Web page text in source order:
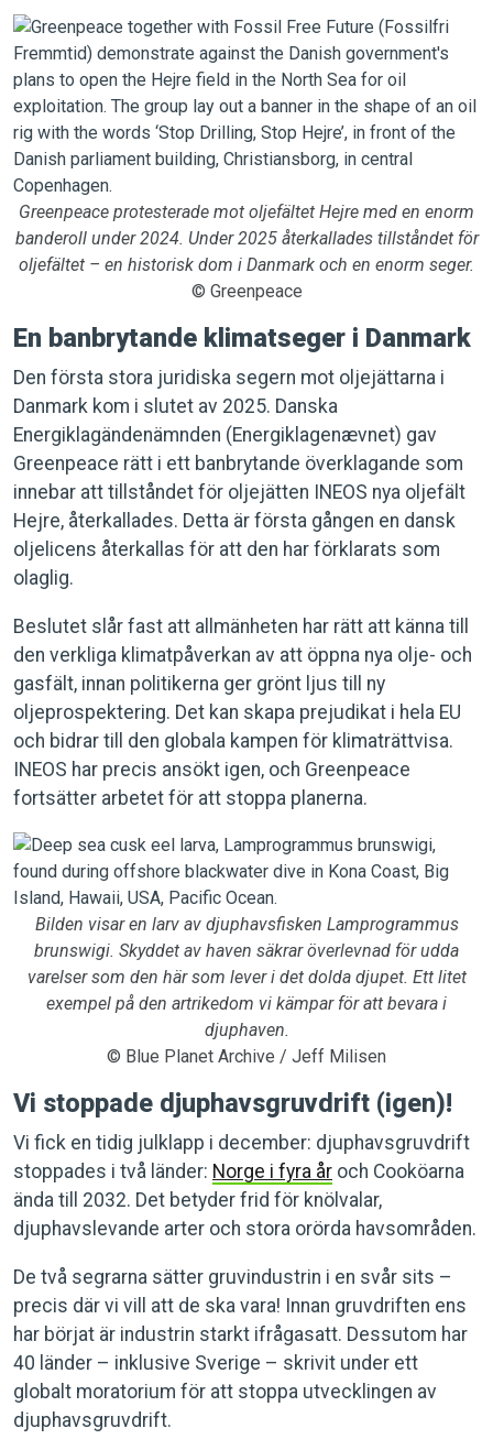
Greenpeace protesterade mot oljefältet Hejre med en enorm
banderoll under 2024. Under 2025 återkallades tillståndet för
oljefältet – en historisk dom i Danmark och en enorm seger.
© Greenpeace
En banbrytande klimatseger i Danmark
Den första stora juridiska segern mot oljejättarna i
Danmark kom i slutet av 2025. Danska
Energiklagändenämnden (Energiklagenævnet) gav
Greenpeace rätt i ett banbrytande överklagande som
innebar att tillståndet för oljejätten INEOS nya oljefält
Hejre, återkallades. Detta är första gången en dansk
oljelicens återkallas för att den har förklarats som
olaglig.
Beslutet slår fast att allmänheten har rätt att känna till
den verkliga klimatpåverkan av att öppna nya olje- och
gasfält, innan politikerna ger grönt ljus till ny
oljeprospektering. Det kan skapa prejudikat i hela EU
och bidrar till den globala kampen för klimaträttvisa.
INEOS har precis ansökt igen, och Greenpeace
fortsätter arbetet för att stoppa planerna.
Bilden visar en larv av djuphavsfisken Lamprogrammus
brunswigi. Skyddet av haven säkrar överlevnad för udda
varelser som den här som lever i det dolda djupet. Ett litet
exempel på den artrikedom vi kämpar för att bevara i
djuphaven.
© Blue Planet Archive / Jeff Milisen
Vi stoppade djuphavsgruvdrift (igen)!
Vi fick en tidig julklapp i december: djuphavsgruvdrift
stoppades i två länder: Norge i fyra år och Cooköarna
ända till 2032. Det betyder frid för knölvalar,
djuphavslevande arter och stora orörda havsområden.
De två segrarna sätter gruvindustrin i en svår sits –
precis där vi vill att de ska vara! Innan gruvdriften ens
har börjat är industrin starkt ifrågasatt. Dessutom har
40 länder – inklusive Sverige – skrivit under ett
globalt moratorium för att stoppa utvecklingen av
djuphavsgruvdrift.